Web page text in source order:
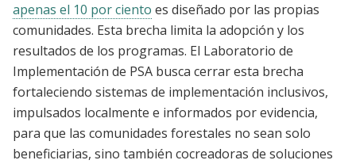
apenas el 10 por ciento es diseñado por las propias
comunidades. Esta brecha limita la adopción y los
resultados de los programas. El Laboratorio de
Implementación de PSA busca cerrar esta brecha
fortaleciendo sistemas de implementación inclusivos,
impulsados localmente e informados por evidencia,
para que las comunidades forestales no sean solo
beneficiarias, sino también cocreadoras de soluciones